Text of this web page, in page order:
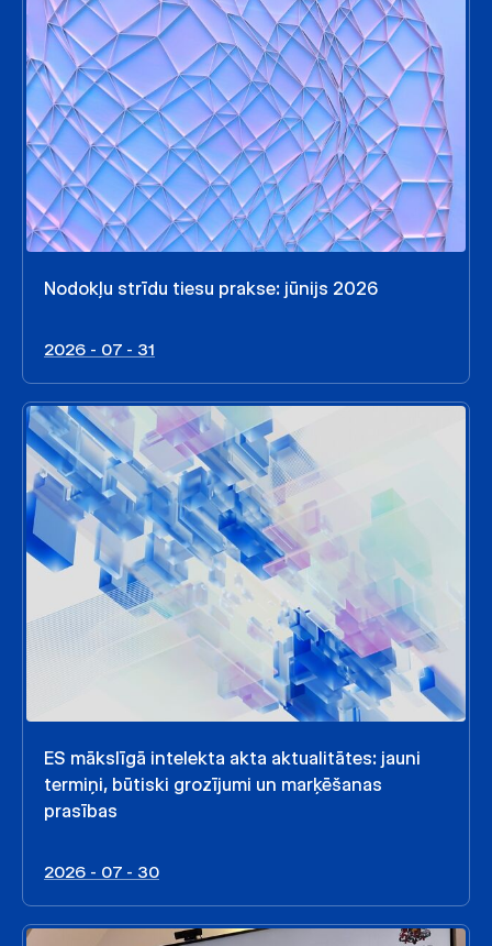
Nodokļu strīdu tiesu prakse: jūnijs 2026
2026 - 07 - 31
ES mākslīgā intelekta akta aktualitātes: jauni
termiņi, būtiski grozījumi un marķēšanas
prasības
2026 - 07 - 30